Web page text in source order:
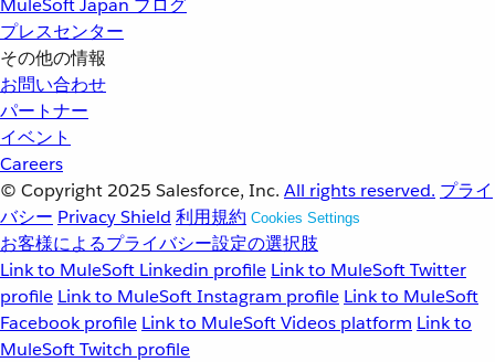
MuleSoft Japan ブログ
プレスセンター
その他の情報
お問い合わせ
パートナー
イベント
Careers
© Copyright 2025 Salesforce, Inc. All rights reserved. プライ
バシー Privacy Shield 利用規約 Cookies Settings
お客様によるプライバシー設定の選択肢
Link to MuleSoft Linkedin profile Link to MuleSoft Twitter
profile Link to MuleSoft Instagram profile Link to MuleSoft
Facebook profile Link to MuleSoft Videos platform Link to
MuleSoft Twitch profile